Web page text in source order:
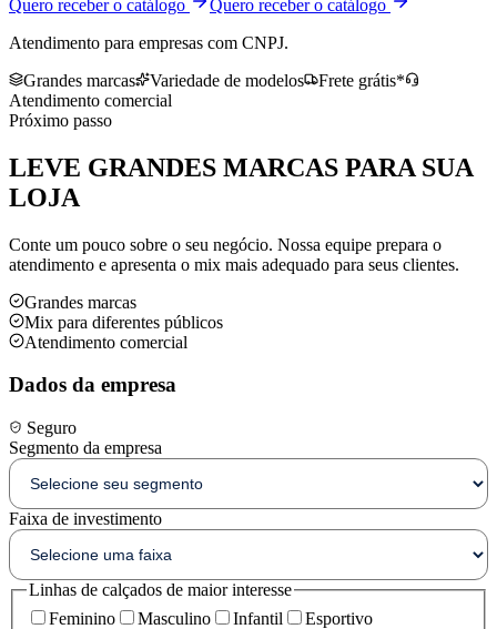
Quero receber o catálogo
Quero receber o catálogo
Atendimento para empresas com CNPJ.
Grandes marcas
Variedade de modelos
Frete grátis*
Atendimento comercial
Próximo passo
LEVE GRANDES MARCAS PARA SUA
LOJA
Conte um pouco sobre o seu negócio. Nossa equipe prepara o
atendimento e apresenta o mix mais adequado para seus clientes.
Grandes marcas
Mix para diferentes públicos
Atendimento comercial
Dados da empresa
Seguro
Segmento da empresa
Faixa de investimento
Linhas de calçados de maior interesse
Feminino
Masculino Infantil
Esportivo